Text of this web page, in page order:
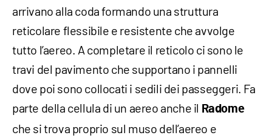
arrivano alla coda formando una struttura
reticolare flessibile e resistente che avvolge
tutto l’aereo. A completare il reticolo ci sono le
travi del pavimento che supportano i pannelli
dove poi sono collocati i sedili dei passeggeri. Fa
parte della cellula di un aereo anche il Radome
che si trova proprio sul muso dell’aereo e